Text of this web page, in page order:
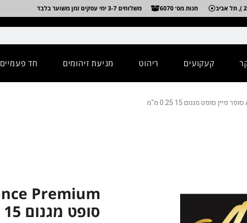
חנות מס׳ 6070 משלוחים 3-7 ימי עסקים זמן משוער בלבד
קעקועים ריהוט מניעת זיהומים חד פעמיים
סופט מגנום 15 0.25 מ"מ